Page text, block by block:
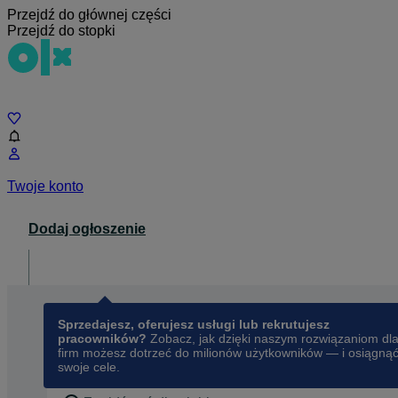
Przejdź do głównej części
Przejdź do stopki
Twoje konto
Dodaj ogłoszenie
Sprzedajesz, oferujesz usługi lub rekrutujesz
pracowników? Zobacz, jak dzięki naszym rozwiązaniom dla
firm możesz dotrzeć do milionów użytkowników — i osiągnąć
swoje cele.